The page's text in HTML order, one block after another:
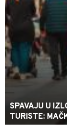
SPAVAJU U
TURISTE: